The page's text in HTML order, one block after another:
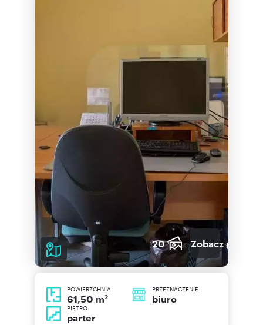
20 Zobacz galerię
POWIERZCHNIA
61,50 m2
PRZEZNACZENIE
biuro
PIĘTRO
parter